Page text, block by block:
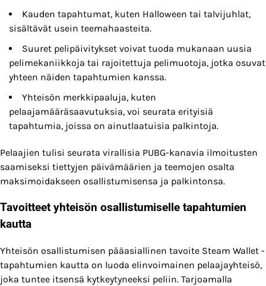
Kauden tapahtumat, kuten Halloween tai talvijuhlat,
sisältävät usein teemahaasteita.
Suuret pelipäivitykset voivat tuoda mukanaan uusia
pelimekaniikkoja tai rajoitettuja pelimuotoja, jotka osuvat
yhteen näiden tapahtumien kanssa.
Yhteisön merkkipaaluja, kuten
pelaajamääräsaavutuksia, voi seurata erityisiä
tapahtumia, joissa on ainutlaatuisia palkintoja.
Pelaajien tulisi seurata virallisia PUBG-kanavia ilmoitusten
saamiseksi tiettyjen päivämäärien ja teemojen osalta
maksimoidakseen osallistumisensa ja palkintonsa.
Tavoitteet yhteisön osallistumiselle tapahtumien
kautta
Yhteisön osallistumisen pääasiallinen tavoite Steam Wallet -
tapahtumien kautta on luoda elinvoimainen pelaajayhteisö,
joka tuntee itsensä kytkeytyneeksi peliin. Tarjoamalla